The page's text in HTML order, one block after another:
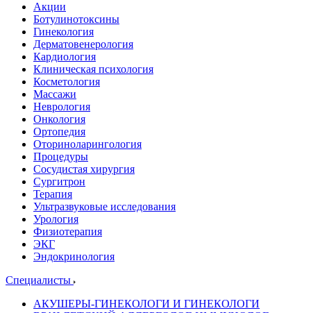
Акции
Ботулинотоксины
Гинекология
Дерматовенерология
Кардиология
Клиническая психология
Косметология
Массажи
Неврология
Онкология
Ортопедия
Оториноларингология
Процедуры
Сосудистая хирургия
Сургитрон
Терапия
Ультразвуковые исследования
Урология
Физиотерапия
ЭКГ
Эндокринология
Специалисты
АКУШЕРЫ-ГИНЕКОЛОГИ И ГИНЕКОЛОГИ